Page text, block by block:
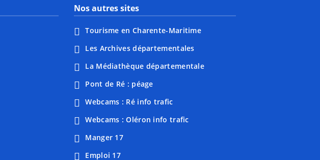
Nos autres sites
Tourisme en Charente-Maritime
Les Archives départementales
La Médiathèque départementale
Pont de Ré : péage
Webcams : Ré info trafic
Webcams : Oléron info trafic
Manger 17
Emploi 17